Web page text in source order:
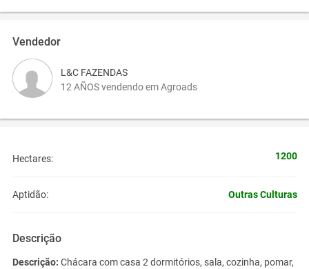
Vendedor
L&C FAZENDAS
12 AÑOS vendendo em Agroads
Hectares: 1200
Aptidão: Outras Culturas
Descrição
Descrição: Chácara com casa 2 dormitórios, sala, cozinha, pomar,